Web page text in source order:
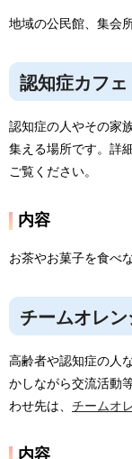
地域の公民館、集会
認知症カフェ
認知症の人やその家
集える場所です。詳
ご覧ください。
内容
お茶やお菓子を食べ
チームオレン
高齢者や認知症の人
かしながら交流活動
わせ先は、 チームオ
内容